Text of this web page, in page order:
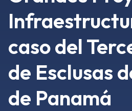
caso del
de Esclusas
de Panamá